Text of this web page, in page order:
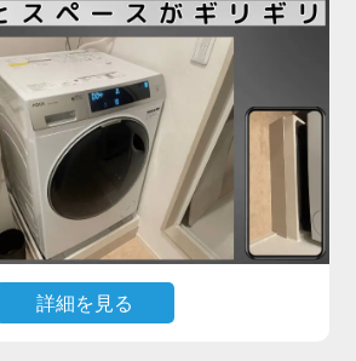
ん。
依頼いただいたN様も、ネットで
洗濯機を玄関先までは運べたもの
では設置場所まで動かせない」と
たちは現地にて搬入から位置調
の調整、水栓や排水の接続までを
心してご使用いただける状態に仕
ム式洗濯機の施工料金は3,980円
ト面でもご満足いただけました。
詳細を見る